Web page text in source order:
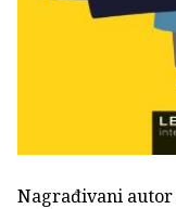
Nagrađivani autor